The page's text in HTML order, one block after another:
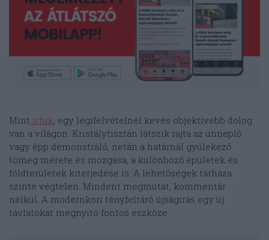
Mint írtuk, egy légifelvételnél kevés objektívebb dolog
van a világon. Kristálytisztán látszik rajta az ünneplő
vagy épp demonstráló, netán a határnál gyülekező
tömeg mérete és mozgása, a különböző épületek és
földterületek kiterjedése is. A lehetőségek tárháza
szinte végtelen. Mindent megmutat, kommentár
nélkül. A modernkori tényfeltáró újságírás egy új
távlatokat megnyitó fontos eszköze.